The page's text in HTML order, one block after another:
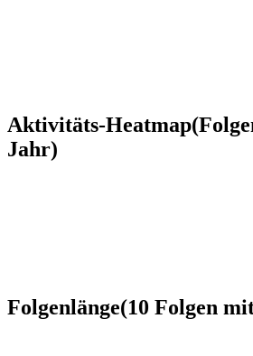
Aktivitäts-Heatmap
Jahr)
Folgenlänge(10 Folgen